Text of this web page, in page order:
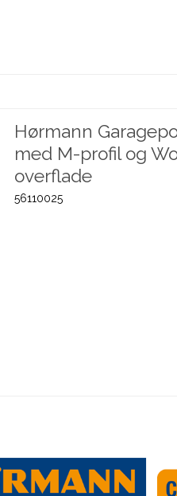
Hørmann
med M-profil og
overflade
56110025